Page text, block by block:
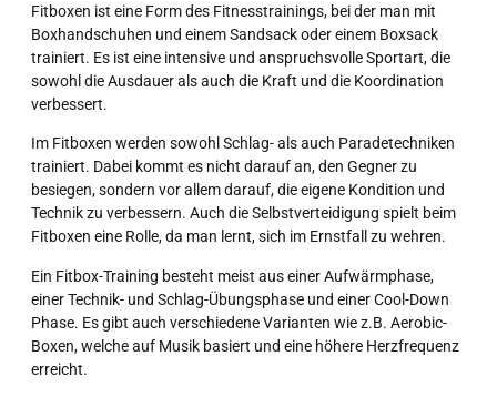
Fitboxen ist eine Form des Fitnesstrainings, bei der man mit
Boxhandschuhen und einem Sandsack oder einem Boxsack
trainiert. Es ist eine intensive und anspruchsvolle Sportart, die
sowohl die Ausdauer als auch die Kraft und die Koordination
verbessert.
Im Fitboxen werden sowohl Schlag- als auch Paradetechniken
trainiert. Dabei kommt es nicht darauf an, den Gegner zu
besiegen, sondern vor allem darauf, die eigene Kondition und
Technik zu verbessern. Auch die Selbstverteidigung spielt beim
Fitboxen eine Rolle, da man lernt, sich im Ernstfall zu wehren.
Ein Fitbox-Training besteht meist aus einer Aufwärmphase,
einer Technik- und Schlag-Übungsphase und einer Cool-Down
Phase. Es gibt auch verschiedene Varianten wie z.B. Aerobic-
Boxen, welche auf Musik basiert und eine höhere Herzfrequenz
erreicht.